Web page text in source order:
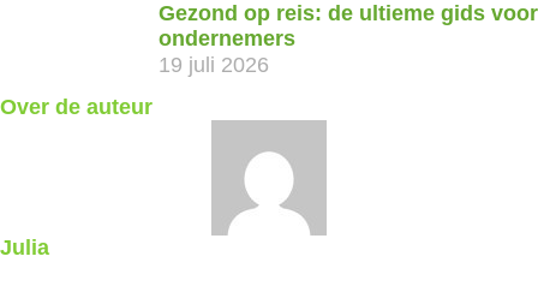
Gezond op reis: de ultieme gids voor
ondernemers
19 juli 2026
Over de auteur
Julia